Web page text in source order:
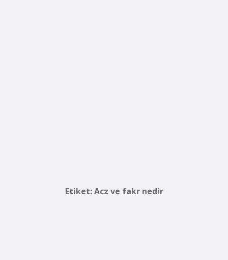
Etiket:Acz ve fakr nedir